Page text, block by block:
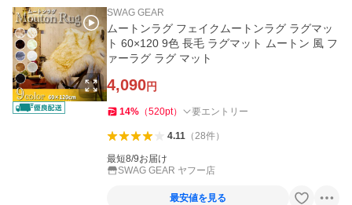
SWAG GEAR
ムートンラグ フェイクムートンラグ ラグマッ
ト 60×120 9色 長毛 ラグマット ムートン 風 フ
ァーラグ ラグ マット
4,090円
14% （520pt） 要エントリー
4.11（28件）
最短8/9お届け
SWAG GEAR ヤフー店
最安値を見る